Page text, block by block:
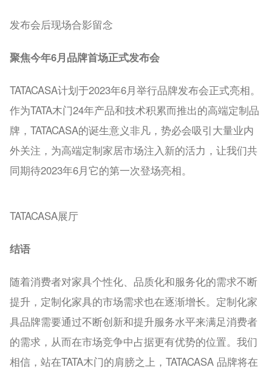
发布会后现场合影留念
聚焦今年6月品牌首场正式发布会
TATACASA计划于2023年6月举行品牌发布会正式亮相。
作为TATA木门24年产品和技术积累而推出的高端定制品
牌，TATACASA的诞生意义非凡，势必会吸引大量业内
外关注，为高端定制家居市场注入新的活力，让我们共
同期待2023年6月它的第一次登场亮相。
TATACASA展厅
结语
随着消费者对家具个性化、品质化和服务化的需求不断
提升，定制化家具的市场需求也在逐渐增长。定制化家
具品牌需要通过不断创新和提升服务水平来满足消费者
的需求，从而在市场竞争中占据更有优势的位置。我们
相信，站在TATA木门的肩膀之上，TATACASA 品牌将在